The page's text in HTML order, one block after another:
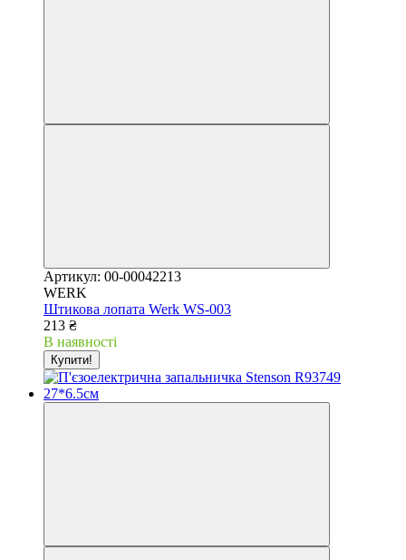
Артикул: 00-00042213
WERK
Штикова лопата Werk WS-003
213 ₴
В наявності
Купити!